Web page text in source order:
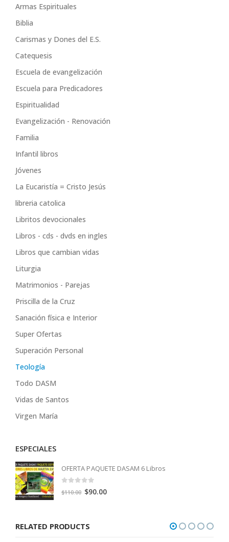
Armas Espirituales
Biblia
Carismas y Dones del E.S.
Catequesis
Escuela de evangelización
Escuela para Predicadores
Espiritualidad
Evangelización - Renovación
Familia
Infantil libros
Jóvenes
La Eucaristía = Cristo Jesús
libreria catolica
Libritos devocionales
Libros - cds - dvds en ingles
Libros que cambian vidas
Liturgia
Matrimonios - Parejas
Priscilla de la Cruz
Sanación física e Interior
Super Ofertas
Superación Personal
Teología
Todo DASM
Vidas de Santos
Virgen María
ESPECIALES
OFERTA PAQUETE DASAM 6 Libros
out of 5
$110.00 Original
$110.00.
$90.00Current
RELATED PRODUCTS